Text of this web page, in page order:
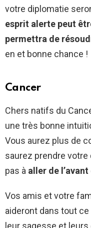
votre diplomatie
esprit alerte peut
permettra de
en et bonne chance !
Cancer
Chers natifs du
une très bonne
Vous aurez plus de
saurez prendre votre
pas à aller de
Vos amis et votre
aideront dans tout
leur sagesse et